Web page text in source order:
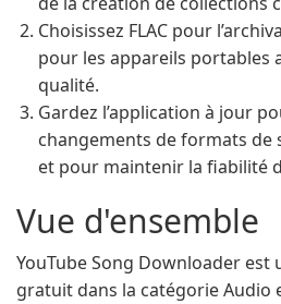
Choisissez FLAC pour
pour les appareils portables
qualité.
Gardez l’application à jour
changements de formats de
et pour maintenir la fiabilité
Vue d'ensemble
YouTube Song Downloader est
gratuit dans la catégorie Audio